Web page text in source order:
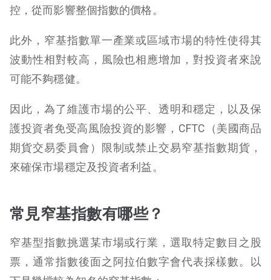
控，從而影響整個指數的價格。
此外，窄基指數單一產業或區域市場的特性使得其
波動性相對較高，風險也相應增加，對投資者來說
可能不夠穩健。
因此，為了維護市場的公平、透明和穩定，以及保
護投資者免受高風險投資的影響，CFTC（美國商品
期貨交易委員會）限制或禁止交易窄基指數期貨，
來確保市場穩定及投資者利益。
常見窄基指數有哪些？
窄基型指數挑選某市場或行業，選取特定數目之股
票，通常指數後面之阿拉伯數字會代表採樣數。以